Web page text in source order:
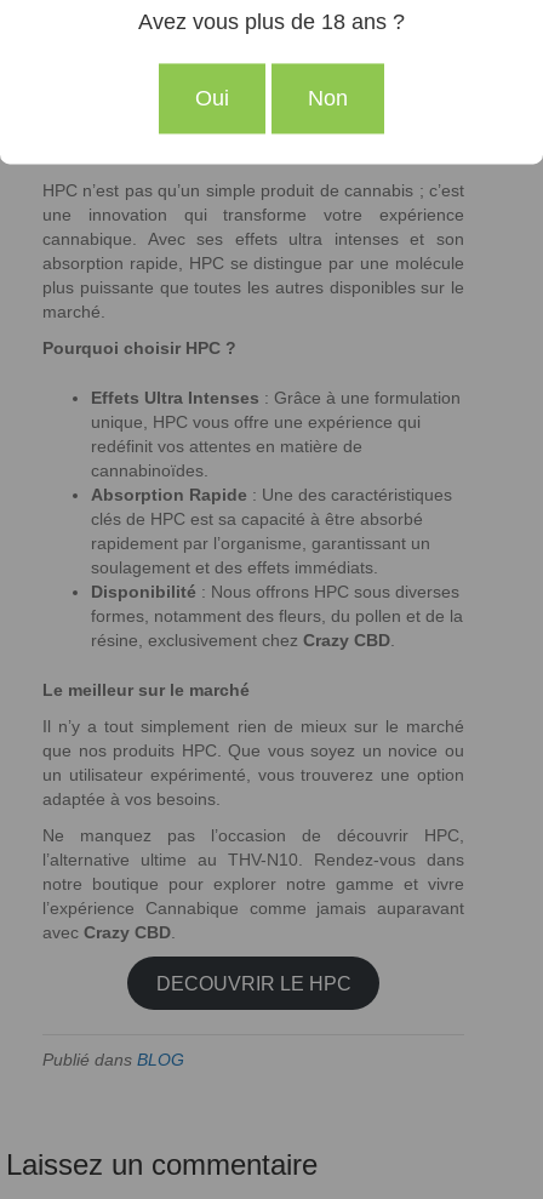
Venez découvrir nosproduits HPC, une véritable
HPC n’est pas qu’un simple produit de cannabis ; c’est
une innovation qui transforme votre expérience
cannabique. Avec ses effets ultra intenses et son
absorption rapide, HPC se distingue par une molécule
plus puissante que toutes les autres disponibles sur le
marché.
Pourquoi choisir HPC ?
Effets Ultra Intenses : Grâce à une formulation
unique, HPC vous offre une expérience qui
redéfinit vos attentes en matière de
cannabinoïdes.
Absorption Rapide : Une des caractéristiques
clés de HPC est sa capacité à être absorbé
rapidement par l’organisme, garantissant un
soulagement et des effets immédiats.
Disponibilité : Nous offrons HPC sous diverses
formes, notamment des fleurs, du pollen et de la
résine, exclusivement chez Crazy CBD
Le meilleur sur le marché
Il n’y a tout simplement rien de mieux sur le marché
que nos produits HPC. Que vous soyez un novice ou
un utilisateur expérimenté, vous trouverez une option
adaptée à vos besoins.
Ne manquez pas l’occasion de découvrir HPC,
l’alternative ultime au THV-N10. Rendez-vous dans
notre boutique pour explorer notre gamme et vivre
l’expérience Cannabique comme jamais auparavant
avec Crazy CBD
DECOUVRIR LE HPC
Publié dans BLOG
Laissez un commentaire
Avez vous plus de 18 ans ?
Oui Non